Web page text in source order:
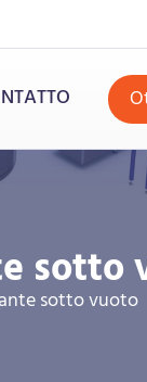
sotto
sotto vuoto